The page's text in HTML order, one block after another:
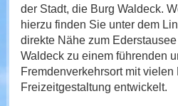
der Stadt, die Burg Waldeck.
hierzu finden Sie unter dem
direkte Nähe zum
Waldeck zu einem führenden
Fremdenverkehrsort mit
Freizeitgestaltung entwickelt.